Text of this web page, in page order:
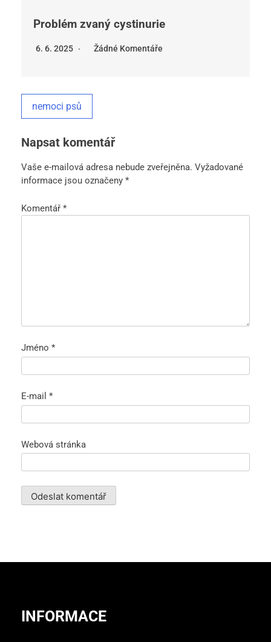
Problém zvaný cystinurie
6. 6. 2025 Žádné Komentáře
nemoci psů
Napsat komentář
Vaše e-mailová adresa nebude zveřejněna. Vyžadované
informace jsou označeny *
Komentář *
Jméno *
E-mail *
Webová stránka
INFORMACE